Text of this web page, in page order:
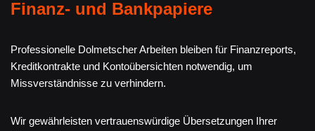
Finanz- und Bankpapiere
Professionelle Dolmetscher Arbeiten bleiben für Finanzreports,
Kreditkontrakte und Kontoübersichten notwendig, um
Missverständnisse zu verhindern.
Wir gewährleisten vertrauenswürdige Übersetzungen Ihrer